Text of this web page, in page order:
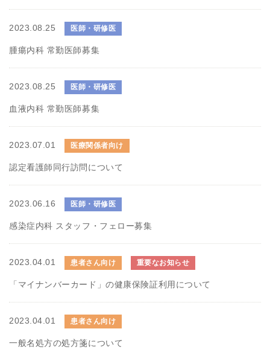
2023.08.25 医師・研修医
腫瘍内科 常勤医師募集
2023.08.25 医師・研修医
血液内科 常勤医師募集
2023.07.01 医療関係者向け
認定看護師同行訪問について
2023.06.16 医師・研修医
感染症内科 スタッフ・フェロー募集
2023.04.01 患者さん向け 重要なお知らせ
「マイナンバーカード」の健康保険証利用について
2023.04.01 患者さん向け
一般名処方の処方箋について